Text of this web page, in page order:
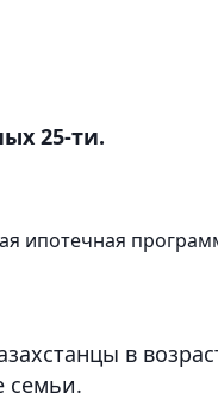
25-ти.
ипотечная
в
семьи.